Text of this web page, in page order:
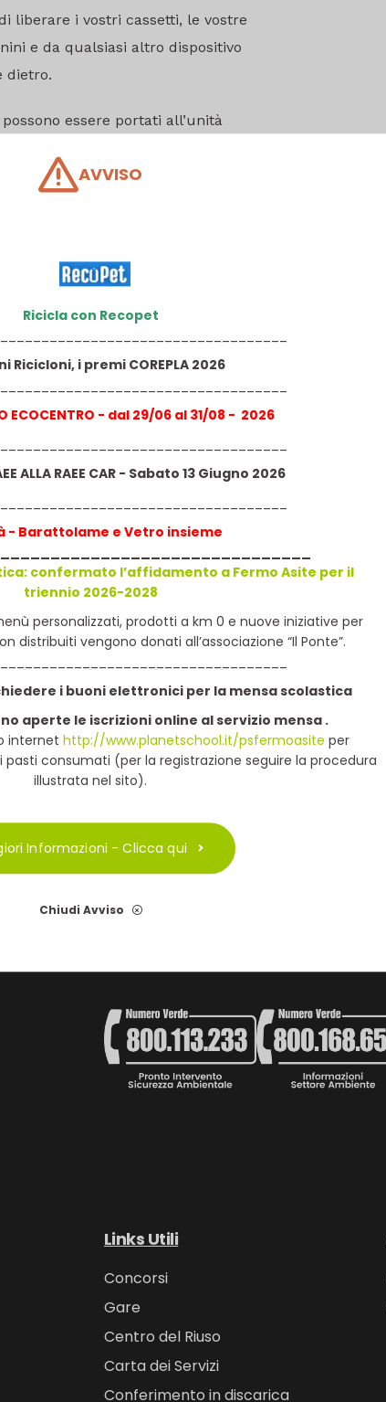
AVVISO
Ricicla con Recopet
Ricicloni, i premi COREPLA 2026
ECOCENTRO - dal 29/06 al 31/08 - 2026
ALLA RAEE CAR - Sabato 13 Giugno 2026
- Barattolame e Vetro insieme
confermato l’affidamento a Fermo Asite per il
triennio 2026-2028
personalizzati, prodotti a km 0 e nuove iniziative per
distribuiti vengono donati all’associazione “Il Ponte”.
i buoni elettronici per la mensa scolastica
aperte le iscrizioni online al servizio mensa .
internet http://www.planetschool.it/psfermoasite per
pasti consumati (per la registrazione seguire la procedura
illustrata nel sito).
Informazioni - Clicca qui
Chiudi Avviso
liberare i vostri cassetti, le vostre
e da qualsiasi altro dispositivo
dietro.
essere portati all’unità
di San Gabriele
Next
Links Utili
Concorsi
Gare
Centro del Riuso
Carta dei Servizi
Conferimento in discarica